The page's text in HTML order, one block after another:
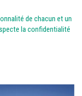
de chacun et un
la confidentialité